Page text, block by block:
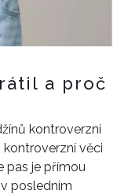
a proč
kontroverzní
věci
pas je přímou
posledním